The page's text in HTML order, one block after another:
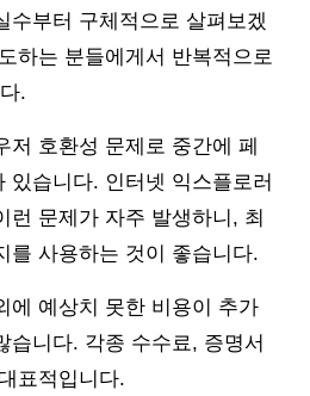
수부터 구체적으로 살펴보겠
하는 분들에게서 반복적으로
.
저 호환성 문제로 중간에 페
있습니다. 인터넷 익스플로러
런 문제가 자주 발생하니, 최
를 사용하는 것이 좋습니다.
에 예상치 못한 비용이 추가
습니다. 각종 수수료, 증명서
표적입니다.